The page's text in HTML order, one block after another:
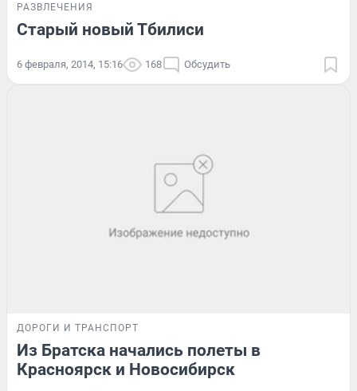
РАЗВЛЕЧЕНИЯ
Старый новый Тбилиси
6 февраля, 2014, 15:16 168 Обсудить
ДОРОГИ И ТРАНСПОРТ
Из Братска начались полеты в
Красноярск и Новосибирск